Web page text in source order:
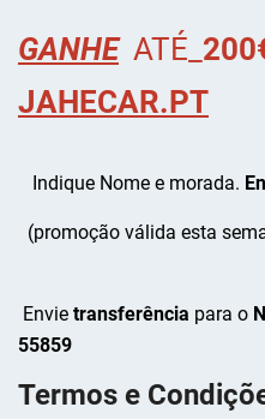
GANHEATÉ_
JAHECAR.PT
Indique Nome e morada.
(promoção válida esta
Envie transferência para o
55859
Termos e